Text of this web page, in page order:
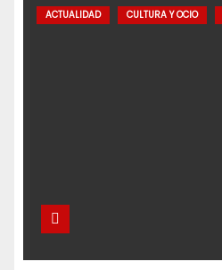
ACTUALIDAD CULTURA Y OCIO